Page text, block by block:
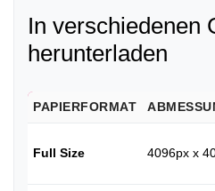
In verschiedenen
herunterladen
PAPIERFORMAT
Full Size 4096px x